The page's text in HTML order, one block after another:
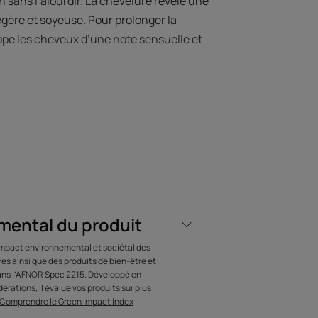
et soyeuse. Pour prolonger la
les cheveux d’une note sensuelle et
tout est
pour que les
EN ÉVEIL,
du produit
environnemental et sociétal des
ainsi que des produits de bien-être et
l’AFNOR Spec 2215. Développé en
il évalue vos produits sur plus
Comprendre le Green Impact Index